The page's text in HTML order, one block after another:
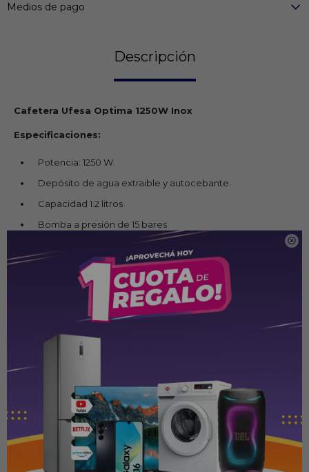

Medios de pago
Descripción
Cafetera Ufesa Optima 1250W Inox
Especificaciones:
Potencia: 1250 W.
Depósito de agua extraible y autocebante.
Capacidad 1.2 litros
Bomba a presión de 15 bares
Doble opción de preparación de café
Sistema tradicional de café molido
Sistema de Monodosis
Interruptor para vaporizar
Portafiltro metálico con filtro para 1 ó 2 tazas
Cacillo dosificador de café
Bandeja recogegotas y rejilla extraíble